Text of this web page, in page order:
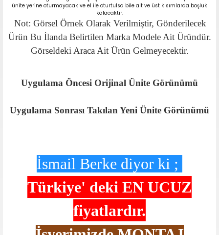
ünite yerine oturmayacak ve el ile oturtulsa bile alt ve üst kısımlarda boşluk
kalacaktır.
Not: Görsel Örnek Olarak Verilmiştir, Gönderilecek
Ürün Bu İlanda Belirtilen Marka Modele Ait Üründür.
Görseldeki Araca Ait Ürün Gelmeyecektir.
Uygulama Öncesi Orijinal Ünite Görünümü
Uygulama Sonrası Takılan Yeni Ünite Görünümü
İsmail Berke diyor ki ;
Türkiye' deki EN UCUZ
fiyatlardır.